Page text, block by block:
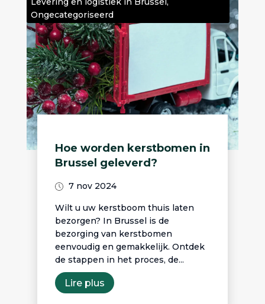
Ongecategoriseerd
Hoe worden kerstbomen in
Brussel geleverd?
7 nov 2024
Wilt u uw kerstboom thuis laten
bezorgen? In Brussel is de
bezorging van kerstbomen
eenvoudig en gemakkelijk. Ontdek
de stappen in het proces, de...
Lire plus